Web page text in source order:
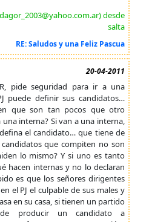
desde
salta
RE: Saludos y una Feliz Pascua
20-04-2011
pide seguridad para ir a una
puede definir sus candidatos…
que son tan pocos que otro
interna? Si van a una interna,
el candidato… que tiene de
que compiten no son
lo mismo? Y si uno es tanto
hacen internas y no lo declaran
es que los señores dirigentes
el PJ el culpable de sus males y
en su casa, si tienen un partido
de producir un candidato a